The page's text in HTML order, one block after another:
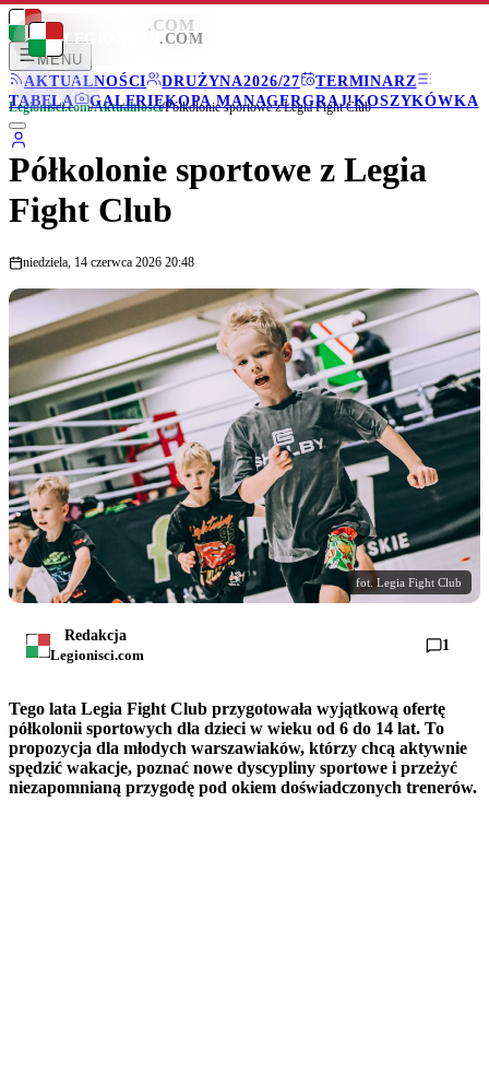
LEGIONISCI .COM
MENU
AKTUALNOŚCI
DRUŻYNA2026/27
TERMINARZ
TABELA
GALERIEKOPA MANAGERGRAJ!KOSZYKÓWKA
LEGIONISCI .COM
Legionisci.com/Aktualności/Półkolonie sportowe z Legia Fight Club
Półkolonie sportowe z Legia
Fight Club
niedziela, 14 czerwca 2026 20:48
fot. Legia Fight Club
Redakcja
Legionisci.com
1
Tego lata Legia Fight Club przygotowała wyjątkową ofertę
półkolonii sportowych dla dzieci w wieku od 6 do 14 lat. To
propozycja dla młodych warszawiaków, którzy chcą aktywnie
spędzić wakacje, poznać nowe dyscypliny sportowe i przeżyć
niezapomnianą przygodę pod okiem doświadczonych trenerów.